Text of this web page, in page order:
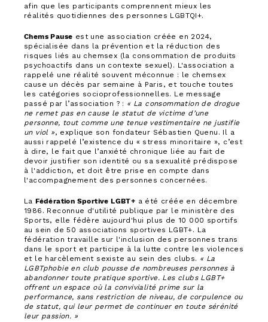
afin que les participants comprennent mieux les
réalités quotidiennes des personnes LGBTQI+.
Chems Pause est une association créée en 2024,
spécialisée dans la prévention et la réduction des
risques liés au chemsex (la consommation de produits
psychoactifs dans un contexte sexuel). L'association a
rappelé une réalité souvent méconnue : le chemsex
cause un décès par semaine à Paris, et touche toutes
les catégories socioprofessionnelles. Le message
passé par l’association ? : « La consommation de drogue
ne remet pas en cause le statut de victime d’une
personne, tout comme une tenue vestimentaire ne justifie
un viol », explique son fondateur Sébastien Quenu. Il a
aussi rappelé l’existence du « stress minoritaire », c’est
à dire, le fait que l’anxiété chronique liée au fait de
devoir justifier son identité ou sa sexualité prédispose
à l'addiction, et doit être prise en compte dans
l'accompagnement des personnes concernées.
LaFédération Sportive LGBT+ a été créée en décembre
1986. Reconnue d'utilité publique par le ministère des
Sports, elle fédère aujourd'hui plus de 10 000 sportifs
au sein de 50 associations sportives LGBT+. La
fédération travaille sur l'inclusion des personnes trans
dans le sport et participe à la lutte contre les violences
et le harcèlement sexiste au sein des clubs. « La
LGBTphobie en club pousse de nombreuses personnes à
abandonner toute pratique sportive. Les clubs LGBT+
offrent un espace où la convivialité prime sur la
performance, sans restriction de niveau, de corpulence ou
de statut, qui leur permet de continuer en toute sérénité
leur passion. »